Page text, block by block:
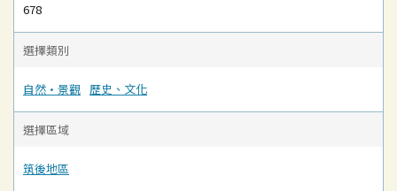
678
選擇類別
自然·景觀 歷史、文化
選擇區域
筑後地區